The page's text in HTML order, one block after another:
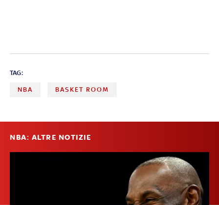
TAG:
NBA BASKET ROOM
NBA: ALTRE NOTIZIE